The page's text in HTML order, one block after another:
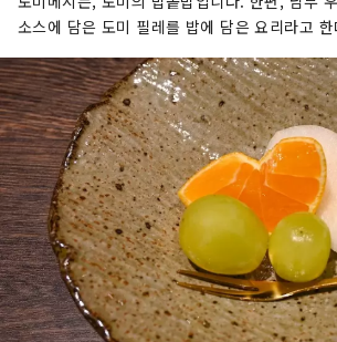
소스에 담은 도미 필레를 밥에 담은 요리라고 한